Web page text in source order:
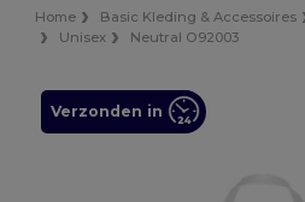
Home Basic Kleding & Accessoires
Unisex
Neutral O92003
Verzonden in